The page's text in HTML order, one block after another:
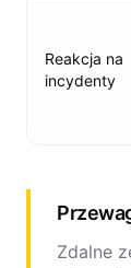
Reakcja na
incydenty
Zdalne